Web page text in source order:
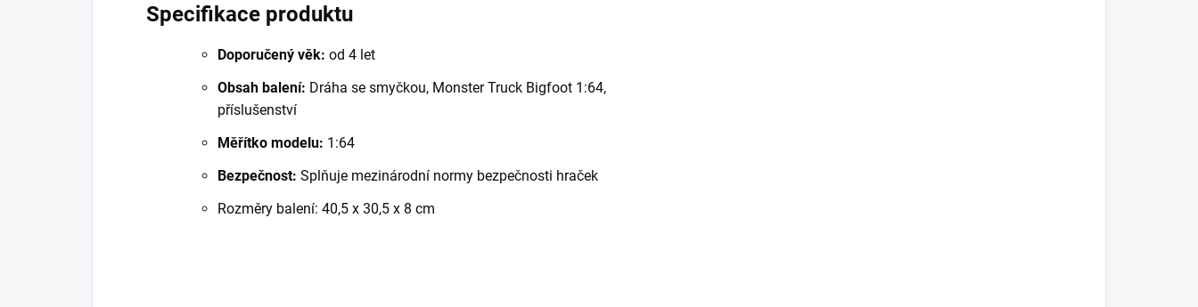
Specifikace produktu
Doporučený věk: od 4 let
Obsah balení: Dráha se smyčkou, Monster Truck Bigfoot 1:64,
příslušenství
Měřítko modelu: 1:64
Bezpečnost: Splňuje mezinárodní normy bezpečnosti hraček
Rozměry balení: 40,5 x 30,5 x 8 cm